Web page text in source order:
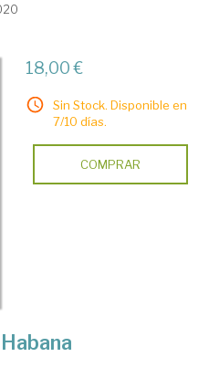
18,00 €
Sin Stock. Disponible en
7/10 días.
COMPRAR